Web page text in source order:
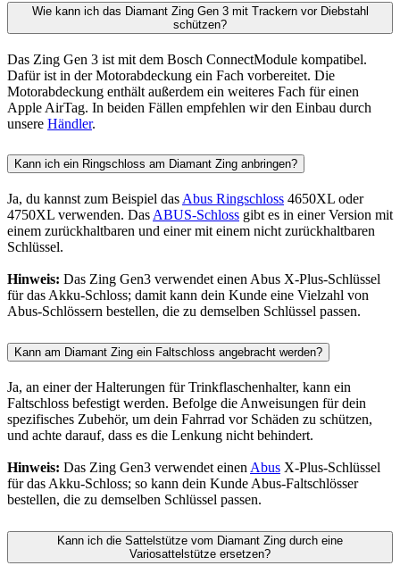
Wie kann ich das Diamant Zing Gen 3 mit Trackern vor Diebstahl
schützen?
Das Zing Gen 3 ist mit dem Bosch ConnectModule kompatibel.
Dafür ist in der Motorabdeckung ein Fach vorbereitet. Die
Motorabdeckung enthält außerdem ein weiteres Fach für einen
Apple AirTag. In beiden Fällen empfehlen wir den Einbau durch
unsere Händler.
Kann ich ein Ringschloss am Diamant Zing anbringen?
Ja, du kannst zum Beispiel das Abus Ringschloss 4650XL oder
4750XL verwenden. Das ABUS-Schloss gibt es in einer Version mit
einem zurückhaltbaren und einer mit einem nicht zurückhaltbaren
Schlüssel.
Hinweis: Das Zing Gen3 verwendet einen Abus X-Plus-Schlüssel
für das Akku-Schloss; damit kann dein Kunde eine Vielzahl von
Abus-Schlössern bestellen, die zu demselben Schlüssel passen.
Kann am Diamant Zing ein Faltschloss angebracht werden?
Ja, an einer der Halterungen für Trinkflaschenhalter, kann ein
Faltschloss befestigt werden. Befolge die Anweisungen für dein
spezifisches Zubehör, um dein Fahrrad vor Schäden zu schützen,
und achte darauf, dass es die Lenkung nicht behindert.
Hinweis: Das Zing Gen3 verwendet einen Abus X-Plus-Schlüssel
für das Akku-Schloss; so kann dein Kunde Abus-Faltschlösser
bestellen, die zu demselben Schlüssel passen.
Kann ich die Sattelstütze vom Diamant Zing durch eine
Variosattelstütze ersetzen?